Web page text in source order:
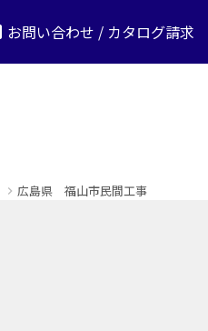
お問い合わせ / カタログ請求
広島県 福山市民間工事